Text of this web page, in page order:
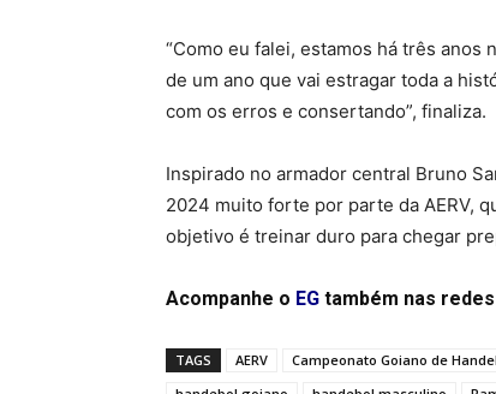
“Como eu falei, estamos há três anos
de um ano que vai estragar toda a
com os erros e consertando”, finaliza.
Inspirado no armador central Bruno
2024 muito forte por parte da AERV,
objetivo é treinar duro para chegar
Acompanhe o EG também nas
TAGS AERV Campeonato Goiano de